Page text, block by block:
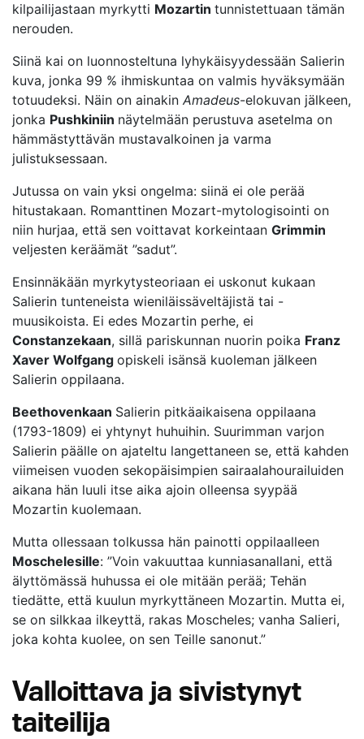
kilpailijastaan myrkytti Mozartin tunnistettuaan tämän
nerouden.
Siinä kai on luonnosteltuna lyhykäisyydessään Salierin
kuva, jonka 99 % ihmiskuntaa on valmis hyväksymään
totuudeksi. Näin on ainakin Amadeus-elokuvan jälkeen,
jonka Pushkiniin näytelmään perustuva asetelma on
hämmästyttävän mustavalkoinen ja varma
julistuksessaan.
Jutussa on vain yksi ongelma: siinä ei ole perää
hitustakaan. Romanttinen Mozart-mytologisointi on
niin hurjaa, että sen voittavat korkeintaan Grimmin
veljesten keräämät ”sadut”.
Ensinnäkään myrkytysteoriaan ei uskonut kukaan
Salierin tunteneista wieniläissäveltäjistä tai -
muusikoista. Ei edes Mozartin perhe, ei
Constanzekaan, sillä pariskunnan nuorin poika Franz
Xaver Wolfgang opiskeli isänsä kuoleman jälkeen
Salierin oppilaana.
Beethovenkaan Salierin pitkäaikaisena oppilaana
(1793-1809) ei yhtynyt huhuihin. Suurimman varjon
Salierin päälle on ajateltu langettaneen se, että kahden
viimeisen vuoden sekopäisimpien sairaalahourailuiden
aikana hän luuli itse aika ajoin olleensa syypää
Mozartin kuolemaan.
Mutta ollessaan tolkussa hän painotti oppilaalleen
Moschelesille: ”Voin vakuuttaa kunniasanallani, että
älyttömässä huhussa ei ole mitään perää; Tehän
tiedätte, että kuulun myrkyttäneen Mozartin. Mutta ei,
se on silkkaa ilkeyttä, rakas Moscheles; vanha Salieri,
joka kohta kuolee, on sen Teille sanonut.”
Valloittava ja sivistynyt
taiteilija